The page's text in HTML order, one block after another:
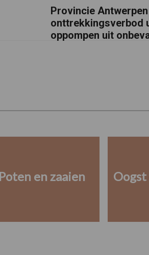
Provincie
onttrekkingsverbod
oppompen uit
Poten en zaaien